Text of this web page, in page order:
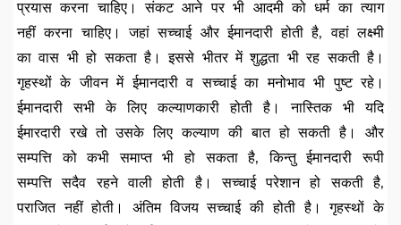
प्रयास करना चाहिए। संकट आने पर भी आदमी को धर्म का त्याग
नहीं करना चाहिए। जहां सच्चाई और ईमानदारी होती है, वहां लक्ष्मी
का वास भी हो सकता है। इससे भीतर में शुद्धता भी रह सकती है।
गृहस्थों के जीवन में ईमानदारी व सच्चाई का मनोभाव भी पुष्ट रहे।
ईमानदारी सभी के लिए कल्याणकारी होती है। नास्तिक भी यदि
ईमारदारी रखे तो उसके लिए कल्याण की बात हो सकती है। और
सम्पत्ति को कभी समाप्त भी हो सकता है, किन्तु ईमानदारी रूपी
सम्पत्ति सदैव रहने वाली होती है। सच्चाई परेशान हो सकती है,
पराजित नहीं होती। अंतिम विजय सच्चाई की होती है। गृहस्थों के